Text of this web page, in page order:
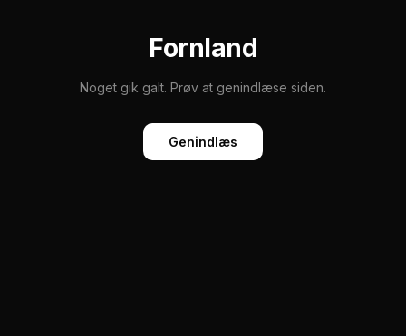
Fornland
Noget gik galt. Prøv at genindlæse siden.
Genindlæs